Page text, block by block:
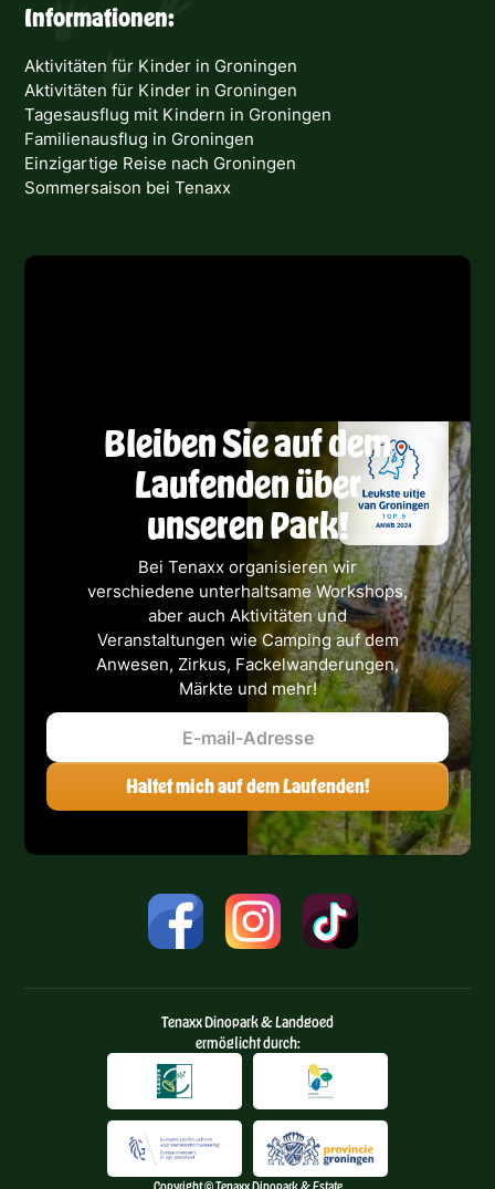
Informationen:
Aktivitäten für Kinder in Groningen
Aktivitäten für Kinder in Groningen
Tagesausflug mit Kindern in Groningen
Familienausflug in Groningen
Einzigartige Reise nach Groningen
Sommersaison bei Tenaxx
Bleiben Sie auf dem
Laufenden über
unseren Park!
Bei Tenaxx organisieren wir
verschiedene unterhaltsame Workshops,
aber auch Aktivitäten und
Veranstaltungen wie Camping auf dem
Anwesen, Zirkus, Fackelwanderungen,
Märkte und mehr!
Copyright © Tenaxx Dinopark & Estate
Tenaxx Dinopark & Landgoed
ermöglicht durch: